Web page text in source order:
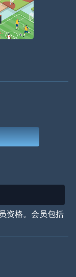
资格。会员包括